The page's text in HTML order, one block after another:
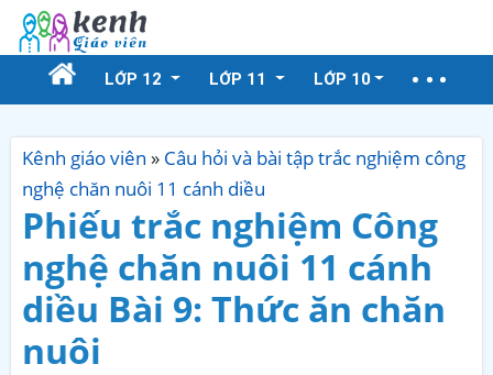
LỚP 12 LỚP 11 LỚP 10
Kênh giáo viên » Câu hỏi và bài tập trắc nghiệm công
nghệ chăn nuôi 11 cánh diều
Phiếu trắc nghiệm Công
nghệ chăn nuôi 11 cánh
diều Bài 9: Thức ăn chăn
nuôi